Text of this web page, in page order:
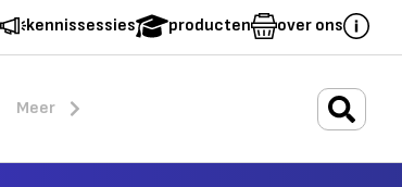
kennissessies producten over ons
Meer